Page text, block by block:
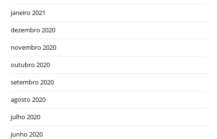
janeiro 2021
dezembro 2020
novembro 2020
outubro 2020
setembro 2020
agosto 2020
julho 2020
junho 2020